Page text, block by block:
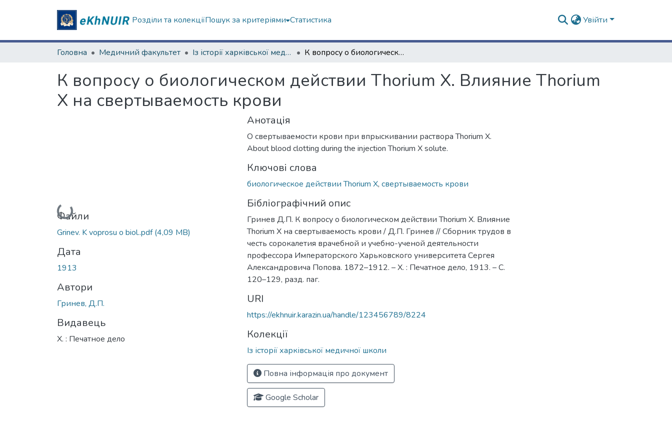
Розділи та колекціїПошук за критеріями Статистика Увійти
Головна Медичний факультет Із історії харківської медичної школи К вопросу о биологическом действии Thorium X. Влияние Thorium X на свертываемость крови
К вопросу о биологическом действии Thorium X. Влияние Thorium
X на свертываемость крови
Вантажиться...
Файли
Grinev. K voprosu o biol..pdf(4,09 MB)
Дата
1913
Автори
Гринев, Д.П.
Видавець
Х. : Печатное дело
Анотація
О свертываемости крови при впрыскивании раствора Thorium X.
About blood clotting during the injection Thorium X solute.
Ключові слова
биологическое действии Thorium X, свертываемость крови
Бібліографічний опис
Гринев Д.П. К вопросу о биологическом действии Thorium X. Влияние
Thorium X на свертываемость крови / Д.П. Гринев // Сборник трудов в
честь сорокалетия врачебной и учебно-ученой деятельности
профессора Императорского Харьковского университета Сергея
Александровича Попова. 1872–1912. – Х. : Печатное дело, 1913. – С.
120–129, разд. паг.
URI
https://ekhnuir.karazin.ua/handle/123456789/8224
Колекції
Із історії харківської медичної школи
Повна інформація про документ
Google Scholar